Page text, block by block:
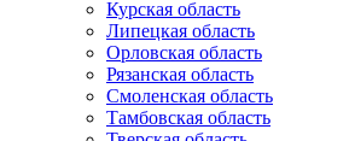
Курская область
Липецкая область
Орловская область
Рязанская область
Смоленская область
Тамбовская область